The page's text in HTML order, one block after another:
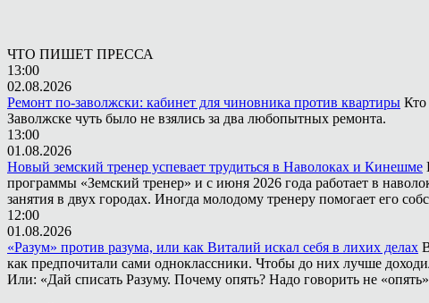
ЧТО ПИШЕТ ПРЕССА
13:00
02.08.2026
Ремонт по-заволжски: кабинет для чиновника против квартиры Кто
Заволжске чуть было не взялись за два любопытных ремонта.
13:00
01.08.2026
Новый земский тренер успевает трудиться в Наволоках и Кинешме
программы «Земский тренер» и с июня 2026 года работает в
занятия в двух городах. Иногда молодому тренеру помогает его
12:00
01.08.2026
«Разум» против разума, или как Виталий искал себя в лихих делах
как предпочитали сами одноклассники. Чтобы до них лучше
Или: «Дай списать Разуму. Почему опять? Надо говорить не